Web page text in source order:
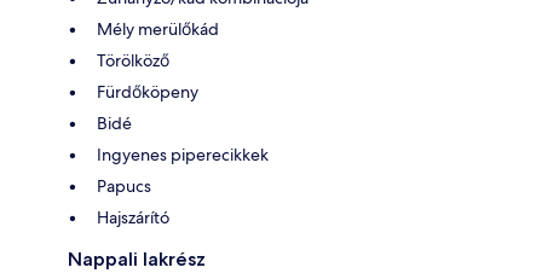
Mély merülőkád
Törölköző
Fürdőköpeny
Bidé
Ingyenes piperecikkek
Papucs
Hajszárító
Nappali lakrész